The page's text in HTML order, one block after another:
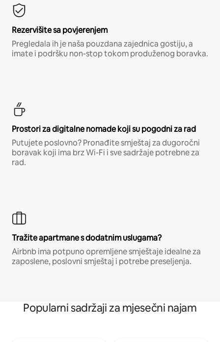
Rezervišite sa povjerenjem
Pregledala ih je naša pouzdana zajednica gostiju, a
imate i podršku non-stop tokom produženog boravka.
Prostori za digitalne nomade koji su pogodni za rad
Putujete poslovno? Pronađite smještaj za dugoročni
boravak koji ima brz Wi-Fi i sve sadržaje potrebne za
rad.
Tražite apartmane s dodatnim uslugama?
Airbnb ima potpuno opremljene smještaje idealne za
zaposlene, poslovni smještaj i potrebe preseljenja.
Popularni sadržaji za mjesečni najam